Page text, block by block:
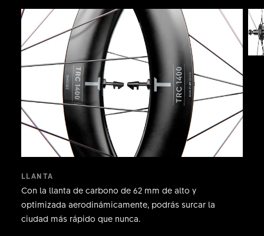
LLANTA
Con la llanta de carbono de 62 mm de alto y
optimizada aerodinámicamente, podrás surcar la
ciudad más rápido que nunca.